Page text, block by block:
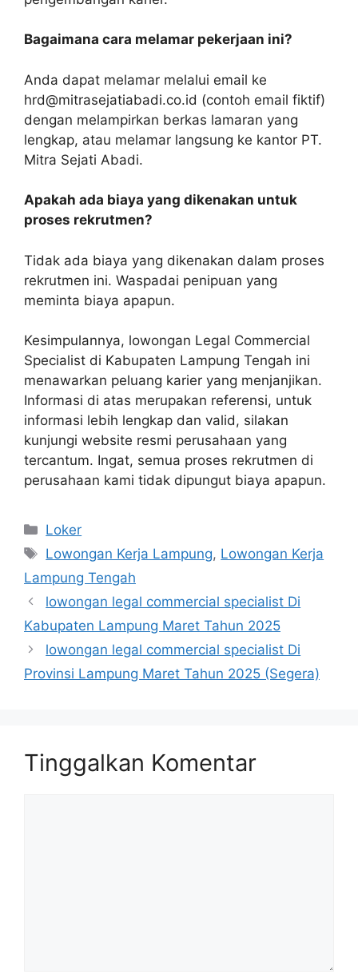
Bagaimana cara melamar pekerjaan ini?
Anda dapat melamar melalui email ke
hrd@mitrasejatiabadi.co.id (contoh email fiktif)
dengan melampirkan berkas lamaran yang
lengkap, atau melamar langsung ke kantor PT.
Mitra Sejati Abadi.
Apakah ada biaya yang dikenakan untuk
proses rekrutmen?
Tidak ada biaya yang dikenakan dalam proses
rekrutmen ini. Waspadai penipuan yang
meminta biaya apapun.
Kesimpulannya, lowongan Legal Commercial
Specialist di Kabupaten Lampung Tengah ini
menawarkan peluang karier yang menjanjikan.
Informasi di atas merupakan referensi, untuk
informasi lebih lengkap dan valid, silakan
kunjungi website resmi perusahaan yang
tercantum. Ingat, semua proses rekrutmen di
perusahaan kami tidak dipungut biaya apapun.
Kategori
Loker
Tag
Lowongan Kerja Lampung, Lowongan Kerja
Lampung Tengah
lowongan legal commercial specialist Di
Kabupaten Lampung Maret Tahun 2025
lowongan legal commercial specialist Di
Provinsi Lampung Maret Tahun 2025 (Segera)
Tinggalkan Komentar